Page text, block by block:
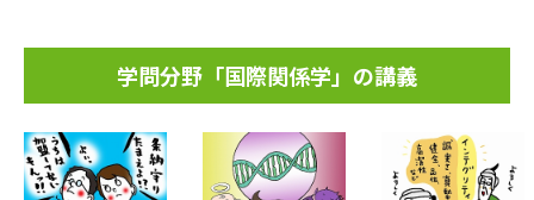
学問分野「国際関係学」の講義